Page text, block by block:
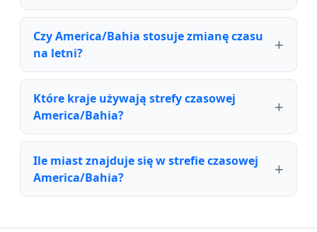
Czy America/Bahia stosuje zmianę czasu
na letni?
Które kraje używają strefy czasowej
America/Bahia?
Ile miast znajduje się w strefie czasowej
America/Bahia?